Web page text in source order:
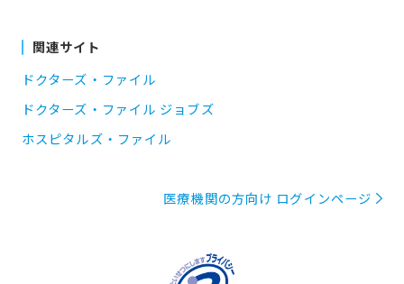
関連サイト
ドクターズ・ファイル
ドクターズ・ファイル ジョブズ
ホスピタルズ・ファイル
医療機関の方向け ログインページ